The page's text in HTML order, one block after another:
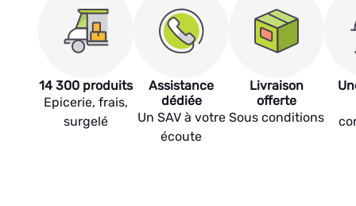
14 300 produits
Epicerie, frais,
surgelé
Assistance
dédiée
Un SAV à votre
écoute
Livraison
offerte
Sous conditions